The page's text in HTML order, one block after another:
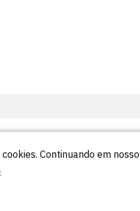
- Todos os direitos reservados.
Continuando em